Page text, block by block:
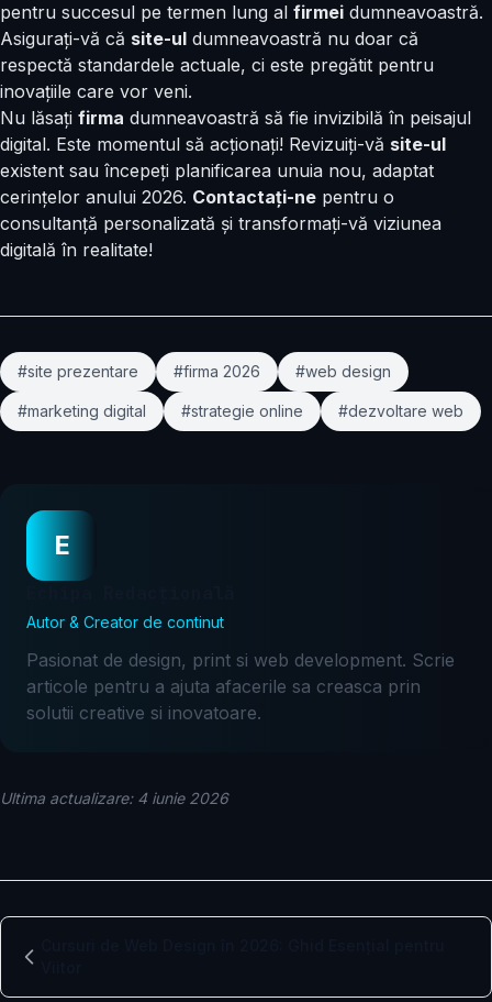
pentru succesul pe termen lung al firmei dumneavoastră.
Asigurați-vă că site-ul dumneavoastră nu doar că
respectă standardele actuale, ci este pregătit pentru
inovațiile care vor veni.
Nu lăsați firma dumneavoastră să fie invizibilă în peisajul
digital. Este momentul să acționați! Revizuiți-vă site-ul
existent sau începeți planificarea unuia nou, adaptat
cerințelor anului 2026. Contactați-ne pentru o
consultanță personalizată și transformați-vă viziunea
digitală în realitate!
#site prezentare #firma 2026 #web design
#marketing digital #strategie online #dezvoltare web
E
Autor & Creator de continut
Pasionat de design, print si web development. Scrie
articole pentru a ajuta afacerile sa creasca prin
solutii creative si inovatoare.
Ultima actualizare: 4 iunie 2026